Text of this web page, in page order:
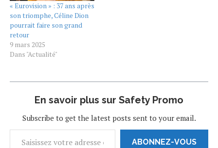
« Eurovision » : 37 ans après
son triomphe, Céline Dion
pourrait faire son grand
retour
9 mars 2025
Dans "Actualité"
En savoir plus sur Safety Promo
Subscribe to get the latest posts sent to your email.
ABONNEZ-VOUS